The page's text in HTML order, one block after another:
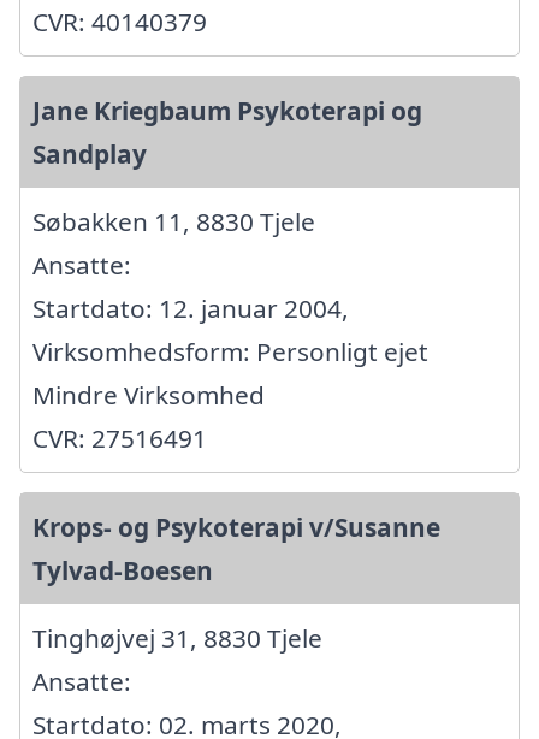
CVR: 40140379
Jane Kriegbaum Psykoterapi og
Sandplay
Søbakken 11, 8830 Tjele
Ansatte:
Startdato: 12. januar 2004,
Virksomhedsform: Personligt ejet
Mindre Virksomhed
CVR: 27516491
Krops- og Psykoterapi v/Susanne
Tylvad-Boesen
Tinghøjvej 31, 8830 Tjele
Ansatte:
Startdato: 02. marts 2020,